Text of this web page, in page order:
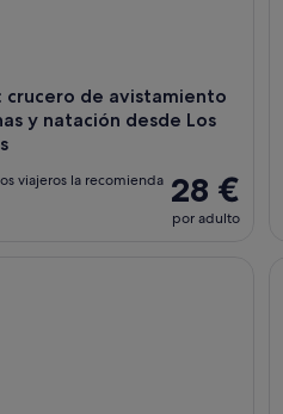
crucero de avistamiento
y natación desde Los
28 €
por adulto
viajeros la recomienda